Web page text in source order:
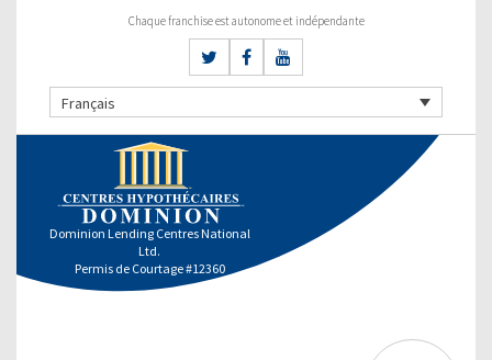
Chaque franchise est autonome et indépendante
Français
Dominion Lending Centres National
Ltd.
Permis de Courtage #12360